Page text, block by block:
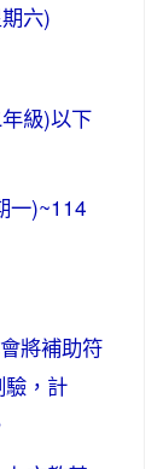
六)
級)以下
一)~114
將補助符
，計